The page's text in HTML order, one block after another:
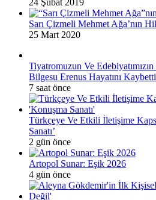
24 Şubat 2019
Sarı Çizmeli Mehmet Ağa’nın
25 Mart 2020
Tiyatromuzun Ve
Bilgesu Erenus Hayatını Kaybetti
7 saat önce
Türkçeye Ve Etkili İletişime
Sanatı’
2 gün önce
Artopol Sunar: Eşik 2026
4 gün önce